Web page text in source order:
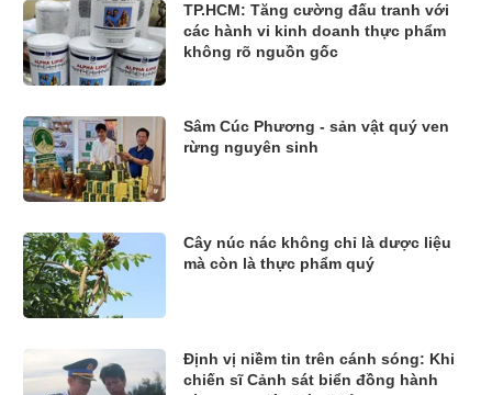
TP.HCM: Tăng cường đấu tranh với
các hành vi kinh doanh thực phẩm
không rõ nguồn gốc
Sâm Cúc Phương - sản vật quý ven
rừng nguyên sinh
Cây núc nác không chỉ là dược liệu
mà còn là thực phẩm quý
Định vị niềm tin trên cánh sóng: Khi
chiến sĩ Cảnh sát biển đồng hành